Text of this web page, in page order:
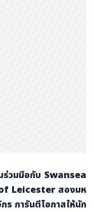
วมมือกับ Swansea
Leicester สองมห
ร การันตีโอกาสให้นัก